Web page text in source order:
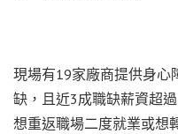
現場有19家廠商提供身心
缺，且近3成職缺薪資超
想重返職場二度就業或想